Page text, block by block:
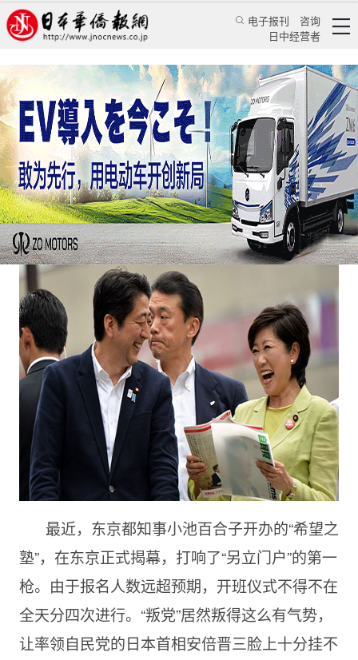
电子报刊
咨询
日中经营者
日本“第二首相”究竟经历了什么另立门户
蒋丰 日本新闻 政治焦点
日本华侨报网 2016/11/9 10:57:42
最近，东京都知事小池百合子开办的“希望之
塾”，在东京正式揭幕，打响了“另立门户”的第一
枪。由于报名人数远超预期，开班仪式不得不在
全天分四次进行。“叛党”居然叛得这么有气势，
让率领自民党的日本首相安倍晋三脸上十分挂不